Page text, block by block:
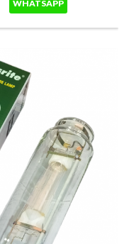
WHATSAPP